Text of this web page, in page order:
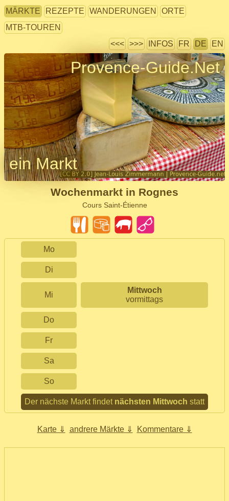
MÄRKTE REZEPTE WANDERUNGEN
ORTE
MTB-TOUREN
<<< >>> INFOS FR DE EN
Provence-Guide.Net
ein Markt
Wochenmarkt in Rognes
Cours Saint-Étienne
Mo
Di
Mi
Mittwoch
vormittags
Do
Fr
Sa
So
Der nächste Markt findet nächsten Mittwoch statt
Karte ⇓ andrere Märkte ⇓ Kommentare ⇓